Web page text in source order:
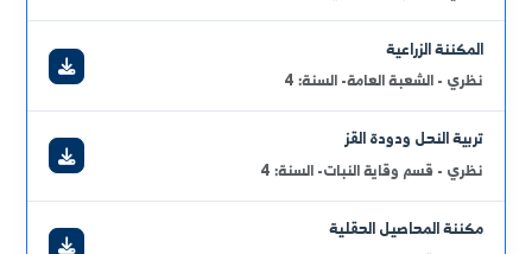
برنامج الامتحان النظري للدورة الفصلية الثانية للعام الدراسي 2025 /
أحدث النتائج الامتحانية